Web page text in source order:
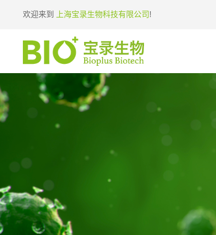
欢迎来到 上海宝录生物科技有限公司 !